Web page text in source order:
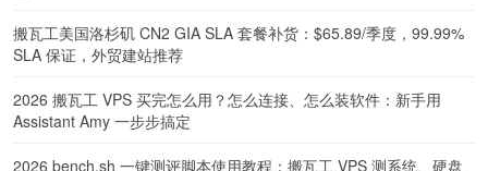
搬瓦工美国洛杉矶 CN2 GIA SLA 套餐补货：$65.89/季度，99.99%
SLA 保证，外贸建站推荐
2026 搬瓦工 VPS 买完怎么用？怎么连接、怎么装软件：新手用
Assistant Amy 一步步搞定
2026 bench.sh 一键测评脚本使用教程：搬瓦工 VPS 测系统、硬盘